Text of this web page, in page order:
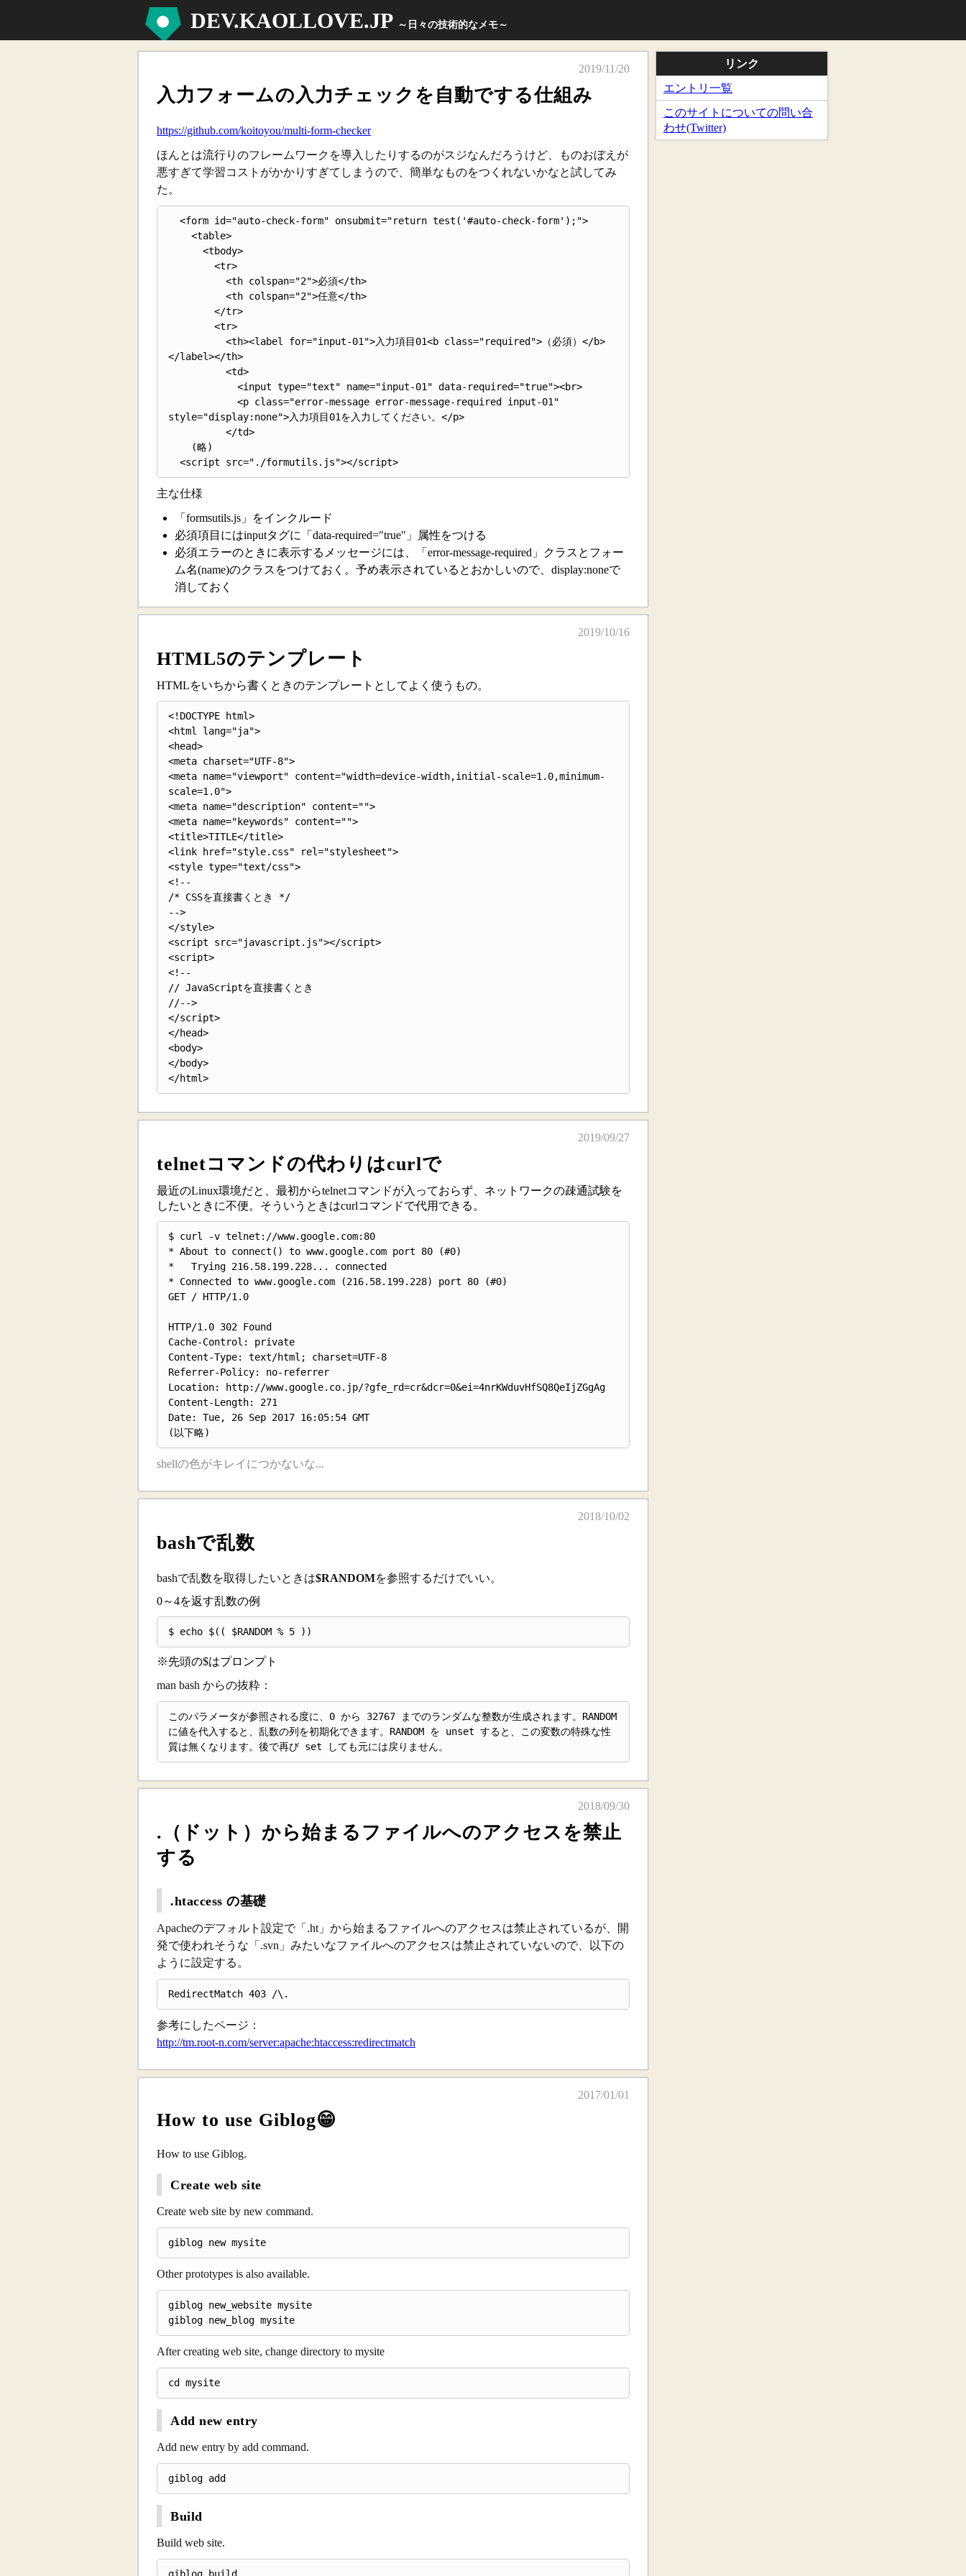
DEV.KAOLLOVE.JP ～日々の技術的なメモ～
2019/11/20
入力フォームの入力チェックを自動でする仕組み
https://github.com/koitoyou/multi-form-checker
ほんとは流行りのフレームワークを導入したりするのがスジなんだろうけど、ものおぼえが
悪すぎて学習コストがかかりすぎてしまうので、簡単なものをつくれないかなと試してみ
た。
</label></th>
style="display:none">入力項目01を入力してください。</p>
主な仕様
「formsutils.js」をインクルード
必須項目にはinputタグに「data-required="true"」属性をつける
必須エラーのときに表示するメッセージには、「error-message-required」クラスとフォー
ム名(name)のクラスをつけておく。予め表示されているとおかしいので、display:noneで
消しておく
2019/10/16
HTML5のテンプレート
HTMLをいちから書くときのテンプレートとしてよく使うもの。
<!DOCTYPE html>
<html lang="ja">
<head>
<meta charset="UTF-8">
<meta name="viewport" content="width=device-width,initial-scale=1.0,minimum-
scale=1.0">
<meta name="description" content="">
<meta name="keywords" content="">
<title>TITLE</title>
<link href="style.css" rel="stylesheet">
<style type="text/css">
<!--
/* CSSを直接書くとき */
-->
</style>
<script src="javascript.js"></script>
<script>
<!--
// JavaScriptを直接書くとき
//-->
</script>
</head>
<body>
</body>
2019/09/27
telnetコマンドの代わりはcurlで
最近のLinux環境だと、最初からtelnetコマンドが入っておらず、ネットワークの疎通試験を
したいときに不便。そういうときはcurlコマンドで代用できる。
$ curl -v telnet://www.google.com:80
* About to connect() to www.google.com port 80 (#0)
*   Trying 216.58.199.228... connected
* Connected to www.google.com (216.58.199.228) port 80 (#0)
GET / HTTP/1.0
HTTP/1.0 302 Found
Cache-Control: private
Content-Type: text/html; charset=UTF-8
Referrer-Policy: no-referrer
Location: http://www.google.co.jp/?gfe_rd=cr&dcr=0&ei=4nrKWduvHfSQ8QeIjZGgAg
Content-Length: 271
Date: Tue, 26 Sep 2017 16:05:54 GMT
shellの色がキレイにつかないな...
2018/10/02
bashで乱数
bashで乱数を取得したいときは$RANDOMを参照するだけでいい。
0～4を返す乱数の例
※先頭の$はプロンプト
man bash からの抜粋：
このパラメータが参照される度に、0 から 32767 までのランダムな整数が生成されます。RANDOM
に値を代入すると、乱数の列を初期化できます。RANDOM を unset すると、この変数の特殊な性
質は無くなります。後で再び set しても元には戻りません。
2018/09/30
.（ドット）から始まるファイルへのアクセスを禁止
する
.htaccess の基礎
Apacheのデフォルト設定で「.ht」から始まるファイルへのアクセスは禁止されているが、開
発で使われそうな「.svn」みたいなファイルへのアクセスは禁止されていないので、以下の
ように設定する。
参考にしたページ：
http://tm.root-n.com/server:apache:htaccess:redirectmatch
2017/01/01
How to use Giblog😁
How to use Giblog.
Create web site
Create web site by new command.
Other prototypes is also available.
giblog new_website mysite
After creating web site, change directory to mysite
Add new entry
Add new entry by add command.
Build
Build web site.
リンク
エントリ一覧
このサイトについての問い合
わせ(Twitter)